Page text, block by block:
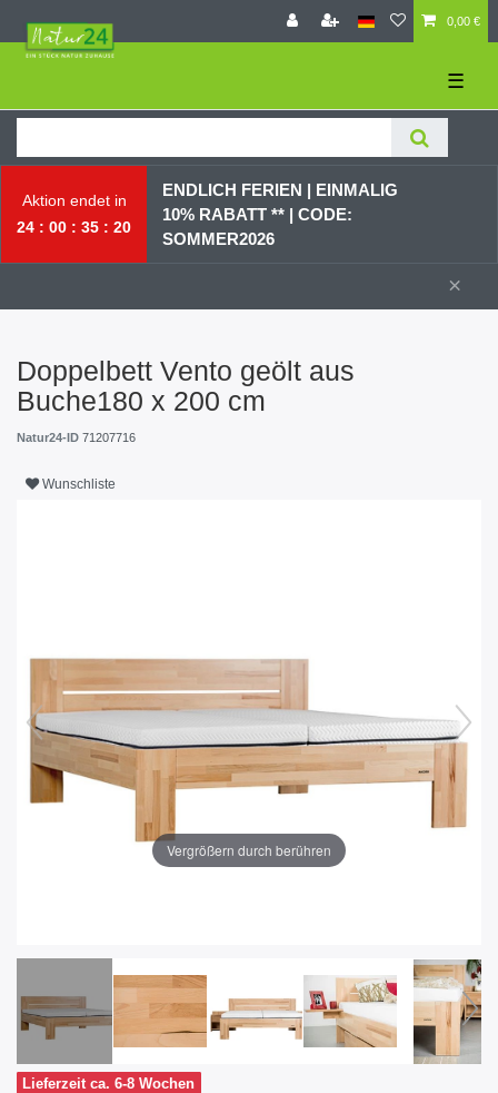
0,00 €
☰
Aktion endet in
24
00 35 19
ENDLICH FERIEN | EINMALIG
10% RABATT ** | CODE:
SOMMER2026
×
Doppelbett Vento geölt aus
Buche180 x 200 cm
Natur24-ID 71207716
Wunschliste
Vergrößern durch berühren
Lieferzeit ca. 6-8 Wochen